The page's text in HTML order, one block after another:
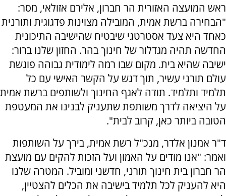
ראש המועצה האזורית הר חברון, אלירם אזולאי, מסר:
"הבחירה ברשת אמית, המובילה מצוינות פדגוגית ותורנית
כאחד היא צעד אסטרטגי שיבטיח שהישיבה התיכונית
החדשה תהיה מגדלור של חינוך בהר. החזון שלנו ברור:
ישיבה שהיא בית. מקום שבו רמה לימודית גבוהה פוגשת
עולם תורני עשיר, תוך דגש על הקשר האישי עם כל
תלמיד ותלמיד. תודה לאגף החינוך ולשותפים ברשת אמית
על היציאה לדרך משותפת שתעניק לבנינו את המעטפת
הטובה ביותר כאן, קרוב לבית".
ד"ר אמנון אלדר, מנכ"ל רשת אמית, בירך על השותפות
ואמר: "אנו מודים על האמון ועל הזכות להקים עם מועצת
הר חברון בית חינוך תורני, חדשני ומוביל. המטרה שלנו
היא להעניק לכל תלמיד בישיבה את הכלים להצטיין,